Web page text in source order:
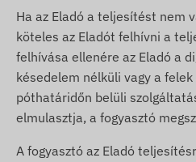
Ha az Eladó a teljesítést nem
köteles az Eladót felhívni a
felhívása ellenére az Eladó a
késedelem nélküli vagy a
póthatáridőn belüli
elmulasztja, a fogyasztó
A fogyasztó az Eladó